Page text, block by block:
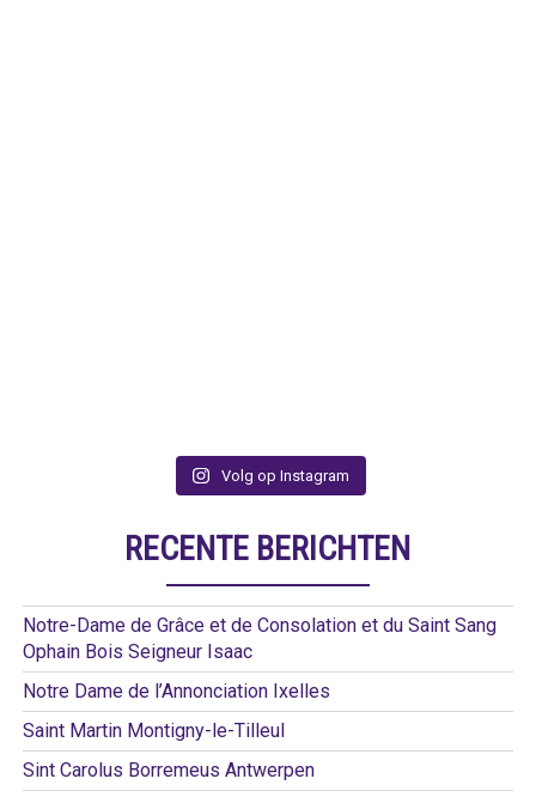
Volg op Instagram
RECENTE BERICHTEN
Notre-Dame de Grâce et de Consolation et du Saint Sang
Ophain Bois Seigneur Isaac
Notre Dame de l’Annonciation Ixelles
Saint Martin Montigny-le-Tilleul
Sint Carolus Borremeus Antwerpen